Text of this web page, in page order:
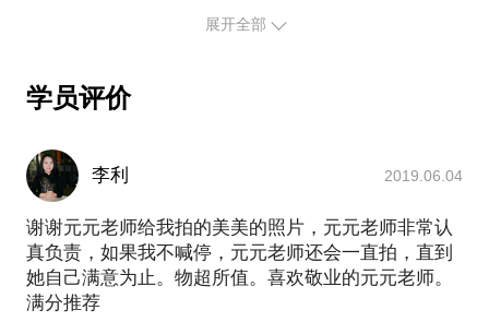
线下拍摄
选出1张需要精修的照片
5个工作日内交付精修照片
【常见Q&A】：
Q：为什么价格这么低？
A：首次在在行上尝试提供摄影服务，希望能结识更
多有趣的朋友，价格远低于1000元以上的市场价，今
克，公司高管形象照等等。
展开全部
学员评价
李利 2019.06.04
谢谢元元老师给我拍的美美的照片，元元老师非常认
真负责，如果我不喊停，元元老师还会一直拍，直到
她自己满意为止。物超所值。喜欢敬业的元元老师。
满分推荐